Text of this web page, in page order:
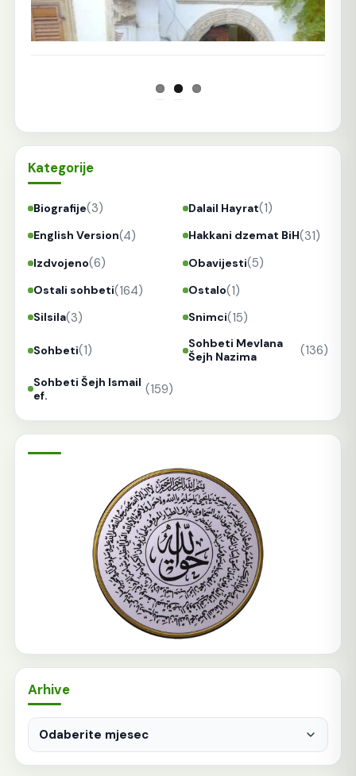
Kategorije
Biografije(3) Dalail Hayrat(1)
English Version(4) Hakkani dzemat BiH(31)
Izdvojeno(6) Obavijesti(5)
Ostali sohbeti(164) Ostalo(1)
Silsila(3) Snimci(15)
Sohbeti(1)
Sohbeti Mevlana
Šejh Nazima
(136)
Sohbeti Šejh Ismail
ef.
(159)
Arhive
Arhive